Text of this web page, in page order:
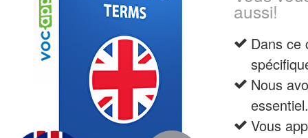
aussi!
Dans ce
Nous
essentiel.
Vous